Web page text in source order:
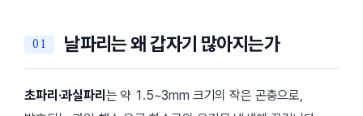
날파리는 왜 갑자기 많아지는가
초파리·과실파리 는 약 1.5~3mm 크기의 작은 곤충으로,